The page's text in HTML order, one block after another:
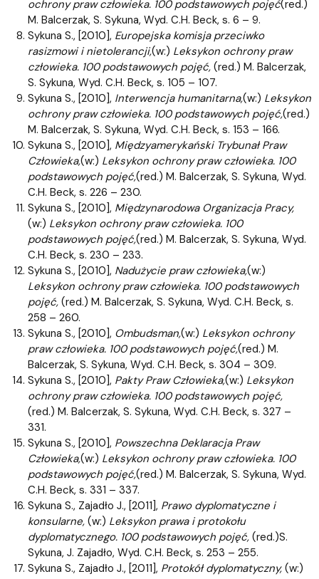
ochrony praw człowieka. 100 podstawowych pojęć(red.)
M. Balcerzak, S. Sykuna, Wyd. C.H. Beck, s. 6 – 9.
Sykuna S., [2010], Europejska komisja przeciwko
rasizmowi i nietolerancji,(w:) Leksykon ochrony praw
człowieka. 100 podstawowych pojęć,(red.) M. Balcerzak,
S. Sykuna, Wyd. C.H. Beck, s. 105 – 107.
Sykuna S., [2010], Interwencja humanitarna,(w:) Leksykon
ochrony praw człowieka. 100 podstawowych pojęć,(red.)
M. Balcerzak, S. Sykuna, Wyd. C.H. Beck, s. 153 – 166.
Sykuna S., [2010], Międzyamerykański Trybunał Praw
Człowieka,(w:) Leksykon ochrony praw człowieka. 100
podstawowych pojęć,(red.) M. Balcerzak, S. Sykuna, Wyd.
C.H. Beck, s. 226 – 230.
Sykuna S., [2010], Międzynarodowa Organizacja Pracy,
(w:) Leksykon ochrony praw człowieka. 100
podstawowych pojęć,(red.) M. Balcerzak, S. Sykuna, Wyd.
C.H. Beck, s. 230 – 233.
Sykuna S., [2010], Nadużycie praw człowieka,(w:)
Leksykon ochrony praw człowieka. 100 podstawowych
pojęć,(red.) M. Balcerzak, S. Sykuna, Wyd. C.H. Beck, s.
258 – 260.
Sykuna S., [2010], Ombudsman,(w:) Leksykon ochrony
praw człowieka. 100 podstawowych pojęć,(red.) M.
Balcerzak, S. Sykuna, Wyd. C.H. Beck, s. 304 – 309.
Sykuna S., [2010], Pakty Praw Człowieka,(w:) Leksykon
ochrony praw człowieka. 100 podstawowych pojęć,
(red.) M. Balcerzak, S. Sykuna, Wyd. C.H. Beck, s. 327 –
331.
Sykuna S., [2010], Powszechna Deklaracja Praw
Człowieka,(w:) Leksykon ochrony praw człowieka. 100
podstawowych pojęć,(red.) M. Balcerzak, S. Sykuna, Wyd.
C.H. Beck, s. 331 – 337.
Sykuna S., Zajadło J., [2011], Prawo dyplomatyczne i
konsularne,(w:) Leksykon prawa i protokołu
dyplomatycznego. 100 podstawowych pojęć,(red.)S.
Sykuna, J. Zajadło, Wyd. C.H. Beck, s. 253 – 255.
Sykuna S., Zajadło J., [2011], Protokół dyplomatyczny,(w:)